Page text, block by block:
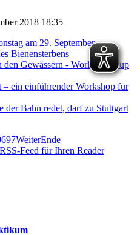
2018 18:35
am 29. September
Bienensterbens
den Gewässern - World Cleanup
– ein einführender Workshop für
der Bahn redet, darf zu Stuttgart
97WeiterEnde
Feed für Ihren Reader